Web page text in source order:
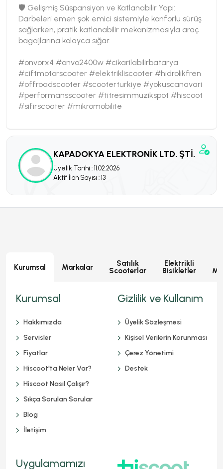
KAPADOKYA ELEKTRONİK LTD. ŞTİ.
Üyelik Tarihi : 11.02.2026
Aktif İlan Sayısı : 13
🛡️ Gelişmiş Süspansiyon ve Katlanabilir Yapı:
Darbeleri emen şok emici sistemiyle konforlu sürüş
sağlarken, pratik katlanabilir mekanizmasıyla araç
bagajlarına kolayca sığar.
#onvorx4 #onvo2400w #cikarilabilirbatarya
#ciftmotorscooter #elektrikliscooter #hidrolikfren
#offroadscooter #scooterturkiye #yokuscanavari
#performansscooter #titresimmuzikspot #hiscoot
#sifirscooter #mikromobilite
Kurumsal Markalar
Satılık
Scooterlar
Elektrikli
Bisikletler
Kurumsal
Hakkımızda
Servisler
Fiyatlar
Hiscoot'ta Neler Var?
Hiscoot Nasıl Çalışır?
Sıkça Sorulan Sorular
Blog
İletişim
Gizlilik ve Kullanım
Üyelik Sözleşmesi
Kişisel Verilerin Korunması
Çerez Yönetimi
Destek
Uygulamamızı